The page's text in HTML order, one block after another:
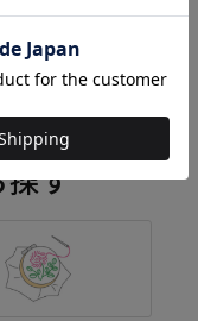
ッチフレーム＜
り＞
)
探す